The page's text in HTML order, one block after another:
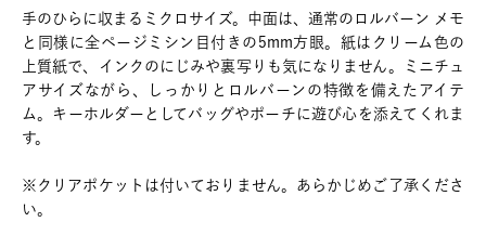
手のひらに収まるミクロサイズ。中面は、通常のロルバーン メモ
と同様に全ページミシン目付きの5mm方眼。紙はクリーム色の
上質紙で、インクのにじみや裏写りも気になりません。ミニチュ
アサイズながら、しっかりとロルバーンの特徴を備えたアイテ
ム。キーホルダーとしてバッグやポーチに遊び心を添えてくれま
す。
※クリアポケットは付いておりません。あらかじめご了承くださ
い。